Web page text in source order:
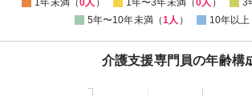
1年未満（0人 ） 1年〜3年未満（0人 ） 3
5年〜10年未満（1人 ） 10年以上
介護支援専門員の年齢構